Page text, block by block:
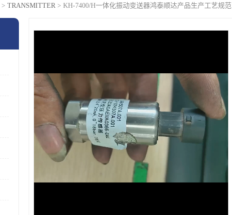
> TRANSMITTER > KH-7400/H一体化振动变送器鸿泰顺达产品生产工艺规范